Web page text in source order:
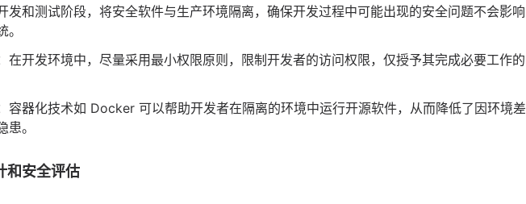
发和测试阶段，将安全软件与生产环境隔离，确保开发过程中可能出现的安全问题不会影响
在开发环境中，尽量采用最小权限原则，限制开发者的访问权限，仅授予其完成必要工作的
容器化技术如 Docker 可以帮助开发者在隔离的环境中运行开源软件，从而降低了因环境差
。
和安全评估